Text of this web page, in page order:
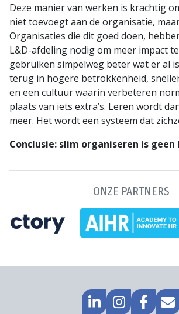
Deze manier van werken is krachtig
niet toevoegt aan de organisatie,
Organisaties die dit goed doen,
L&D-afdeling nodig om meer impact
gebruiken simpelweg beter wat er al
terug in hogere betrokkenheid,
en een cultuur waarin verbeteren
plaats van iets extra’s. Leren wordt
meer. Het wordt een systeem dat
Conclusie: slim organiseren is
ONZE PARTNERS
GA GO GA